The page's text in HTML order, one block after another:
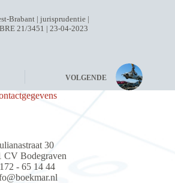
Brabant | jurisprudentie |
21/3451 | 23-04-2023
VOLGENDE
30
CV Bodegraven
- 65 14 44